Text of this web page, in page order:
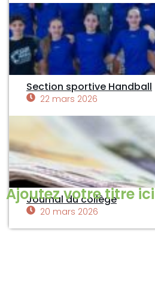
Section sportive Handball
22 mars 2026
Journal du collège
20 mars 2026
Ajoutez votre titre ici